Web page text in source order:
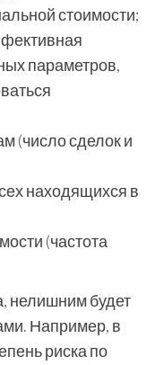
стоимости;
параметров,
(число сделок и
находящихся в
(частота
нелишним будет
Например, в
риска по